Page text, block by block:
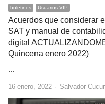
boletines Usuarios VIP
Acuerdos que considerar
SAT y manual de
digital
Quincena enero 2022)
…
16 enero, 2022 Author
Salvador